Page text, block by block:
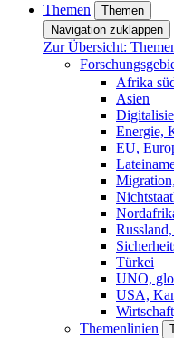
Themen
Themen
Navigation zuklappen
Zur Übersicht:
Afrika
Asien
Energie,
EU,
Türkei
UNO,
USA,
Themenlinien